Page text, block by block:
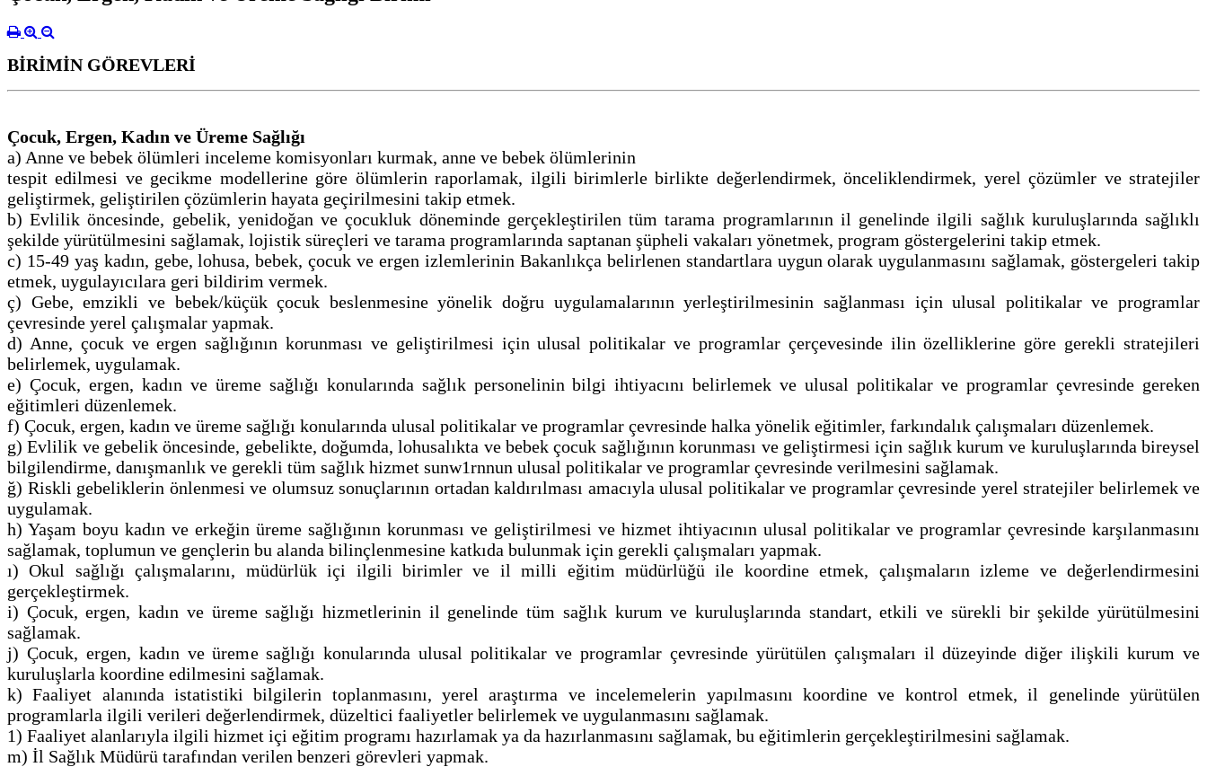
BİRİMİN GÖREVLERİ
Çocuk, Ergen, Kadın ve Üreme Sağlığı
a) Anne ve bebek ölümleri inceleme komisyonları kurmak, anne ve bebek ölümlerinin
tespit edilmesi ve gecikme modellerine göre ölümlerin raporlamak, ilgili birimlerle birlikte değerlendirmek, önceliklendirmek, yerel çözümler ve stratejiler
geliştirmek, geliştirilen çözümlerin hayata geçirilmesini takip etmek.
b) Evlilik öncesinde, gebelik, yenidoğan ve çocukluk döneminde gerçekleştirilen tüm tarama programlarının il genelinde ilgili sağlık kuruluşlarında sağlıklı
şekilde yürütülmesini sağlamak, lojistik süreçleri ve tarama programlarında saptanan şüpheli vakaları yönetmek, program göstergelerini takip etmek.
c) 15-49 yaş kadın, gebe, lohusa, bebek, çocuk ve ergen izlemlerinin Bakanlıkça belirlenen standartlara uygun olarak uygulanmasını sağlamak, göstergeleri takip
etmek, uygulayıcılara geri bildirim vermek.
ç) Gebe, emzikli ve bebek/küçük çocuk beslenmesine yönelik doğru uygulamalarının yerleştirilmesinin sağlanması için ulusal politikalar ve programlar
çevresinde yerel çalışmalar yapmak.
d) Anne, çocuk ve ergen sağlığının korunması ve geliştirilmesi için ulusal politikalar ve programlar çerçevesinde ilin özelliklerine göre gerekli stratejileri
belirlemek, uygulamak.
e) Çocuk, ergen, kadın ve üreme sağlığı konularında sağlık personelinin bilgi ihtiyacını belirlemek ve ulusal politikalar ve programlar çevresinde gereken
eğitimleri düzenlemek.
f) Çocuk, ergen, kadın ve üreme sağlığı konularında ulusal politikalar ve programlar çevresinde halka yönelik eğitimler, farkındalık çalışmaları düzenlemek.
g) Evlilik ve gebelik öncesinde, gebelikte, doğumda, lohusalıkta ve bebek çocuk sağlığının korunması ve geliştirmesi için sağlık kurum ve kuruluşlarında bireysel
bilgilendirme, danışmanlık ve gerekli tüm sağlık hizmet sunw1rnnun ulusal politikalar ve programlar çevresinde verilmesini sağlamak.
ğ) Riskli gebeliklerin önlenmesi ve olumsuz sonuçlarının ortadan kaldırılması amacıyla ulusal politikalar ve programlar çevresinde yerel stratejiler belirlemek ve
uygulamak.
h) Yaşam boyu kadın ve erkeğin üreme sağlığının korunması ve geliştirilmesi ve hizmet ihtiyacının ulusal politikalar ve programlar çevresinde karşılanmasını
sağlamak, toplumun ve gençlerin bu alanda bilinçlenmesine katkıda bulunmak için gerekli çalışmaları yapmak.
ı) Okul sağlığı çalışmalarını, müdürlük içi ilgili birimler ve il milli eğitim müdürlüğü ile koordine etmek, çalışmaların izleme ve değerlendirmesini
gerçekleştirmek.
i) Çocuk, ergen, kadın ve üreme sağlığı hizmetlerinin il genelinde tüm sağlık kurum ve kuruluşlarında standart, etkili ve sürekli bir şekilde yürütülmesini
sağlamak.
j) Çocuk, ergen, kadın ve üreme sağlığı konularında ulusal politikalar ve programlar çevresinde yürütülen çalışmaları il düzeyinde diğer ilişkili kurum ve
kuruluşlarla koordine edilmesini sağlamak.
k) Faaliyet alanında istatistiki bilgilerin toplanmasını, yerel araştırma ve incelemelerin yapılmasını koordine ve kontrol etmek, il genelinde yürütülen
programlarla ilgili verileri değerlendirmek, düzeltici faaliyetler belirlemek ve uygulanmasını sağlamak.
1) Faaliyet alanlarıyla ilgili hizmet içi eğitim programı hazırlamak ya da hazırlanmasını sağlamak, bu eğitimlerin gerçekleştirilmesini sağlamak.
m) İl Sağlık Müdürü tarafından verilen benzeri görevleri yapmak.